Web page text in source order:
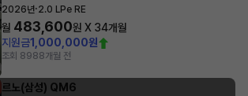
2026년·2.0 LPe RE
월 483,600원 X 34개월
지원금1,000,000원
조회 8988개월 전
르노(삼성) QM6